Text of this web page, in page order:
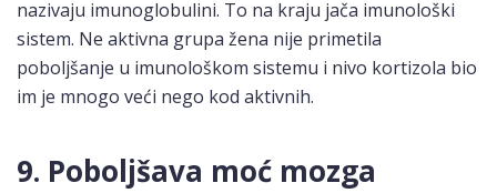
nazivaju imunoglobulini. To na kraju jača imunološki
sistem. Ne aktivna grupa žena nije primetila
poboljšanje u imunološkom sistemu i nivo kortizola bio
im je mnogo veći nego kod aktivnih.
9. Poboljšava moć mozga